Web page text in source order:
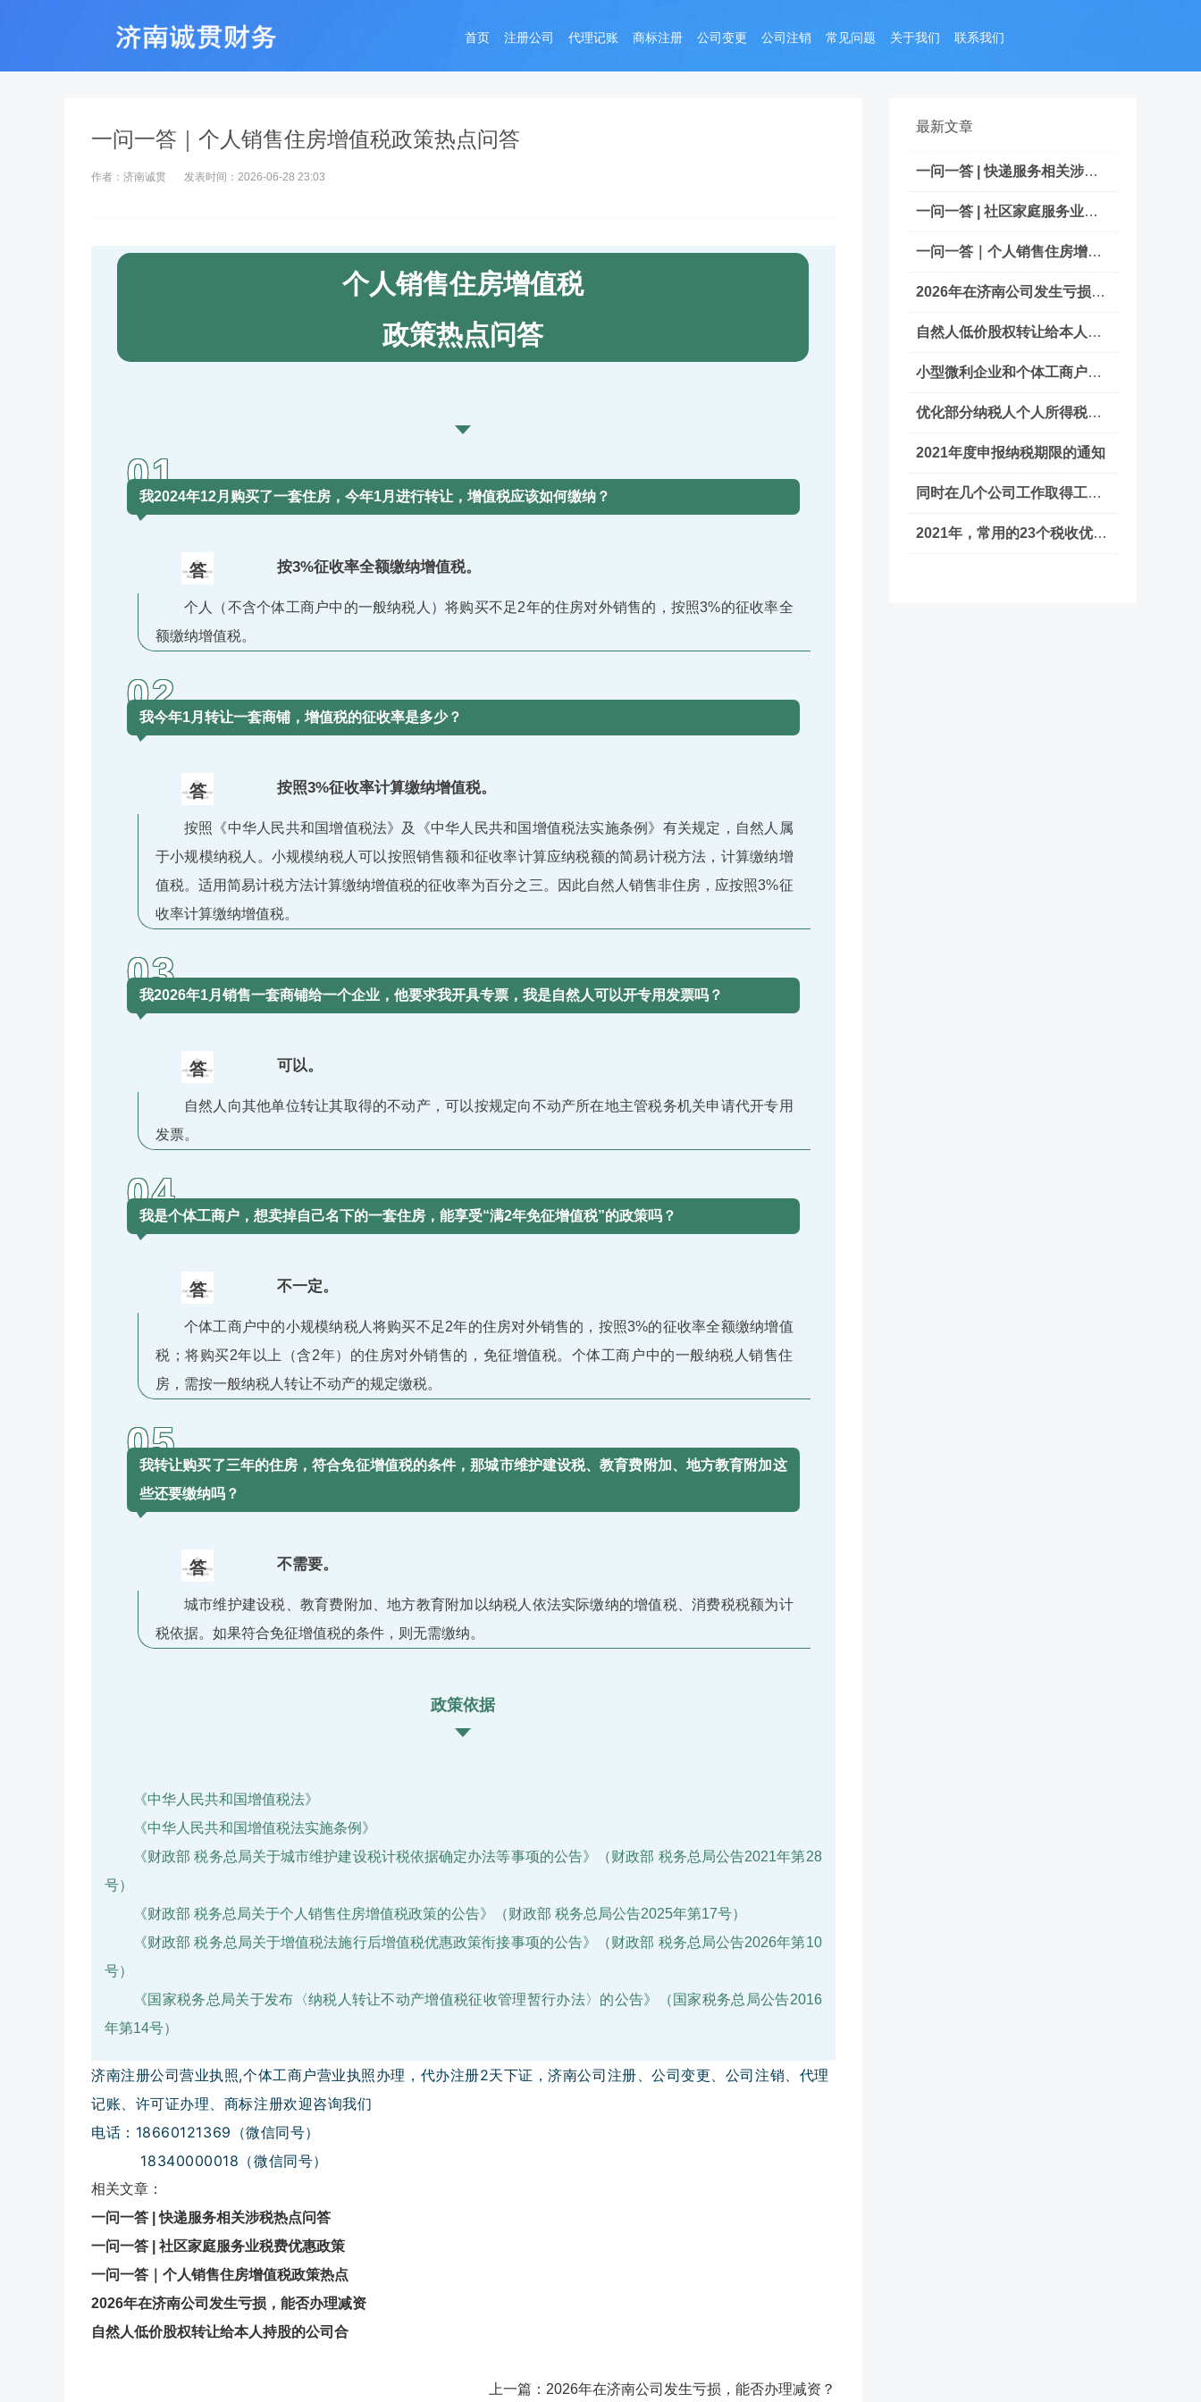
首页 注册公司 代理记账 商标注册 公司变更 公司注销 常见问题 关于我们 联系我们
一问一答｜个人销售住房增值税政策热点问答
作者：济南诚贯 发表时间：2026-06-28 23:03
个人销售住房增值税
政策热点问答
01
我2024年12月购买了一套住房，今年1月进行转让，增值税应该如何缴纳？
答 按3%征收率全额缴纳增值税。
个人（不含个体工商户中的一般纳税人）将购买不足2年的住房对外销售的，按照3%的征收率全
额缴纳增值税。
02
我今年1月转让一套商铺，增值税的征收率是多少？
答 按照3%征收率计算缴纳增值税。
按照《中华人民共和国增值税法》及《中华人民共和国增值税法实施条例》有关规定，自然人属
于小规模纳税人。小规模纳税人可以按照销售额和征收率计算应纳税额的简易计税方法，计算缴纳增
值税。适用简易计税方法计算缴纳增值税的征收率为百分之三。因此自然人销售非住房，应按照3%征
收率计算缴纳增值税。
03
我2026年1月销售一套商铺给一个企业，他要求我开具专票，我是自然人可以开专用发票吗？
答 可以。
自然人向其他单位转让其取得的不动产，可以按规定向不动产所在地主管税务机关申请代开专用
发票。
04
我是个体工商户，想卖掉自己名下的一套住房，能享受“满2年免征增值税”的政策吗？
答 不一定。
个体工商户中的小规模纳税人将购买不足2年的住房对外销售的，按照3%的征收率全额缴纳增值
税；将购买2年以上（含2年）的住房对外销售的，免征增值税。个体工商户中的一般纳税人销售住
房，需按一般纳税人转让不动产的规定缴税。
05
我转让购买了三年的住房，符合免征增值税的条件，那城市维护建设税、教育费附加、地方教育附加这
些还要缴纳吗？
答 不需要。
城市维护建设税、教育费附加、地方教育附加以纳税人依法实际缴纳的增值税、消费税税额为计
税依据。如果符合免征增值税的条件，则无需缴纳。
政策依据
《中华人民共和国增值税法》
《中华人民共和国增值税法实施条例》
《财政部 税务总局关于城市维护建设税计税依据确定办法等事项的公告》（财政部 税务总局公告2021年第28
号）
《财政部 税务总局关于个人销售住房增值税政策的公告》（财政部 税务总局公告2025年第17号）
《财政部 税务总局关于增值税法施行后增值税优惠政策衔接事项的公告》（财政部 税务总局公告2026年第10
号）
《国家税务总局关于发布 〈纳税人转让不动产增值税征收管理暂行办法〉 的公告》（国家税务总局公告2016
年第14号）
济南注册公司营业执照,个体工商户营业执照办理，代办注册2天下证，济南公司注册、公司变更、公司注销、代理
记账、许可证办理、商标注册欢迎咨询我们
电话：18660121369（微信同号）
18340000018（微信同号）
相关文章：
一问一答 | 快递服务相关涉税热点问答
一问一答 | 社区家庭服务业税费优惠政策
一问一答｜个人销售住房增值税政策热点
2026年在济南公司发生亏损，能否办理减资
自然人低价股权转让给本人持股的公司合
上一篇： 2026年在济南公司发生亏损，能否办理减资？
最新文章
一问一答 | 快递服务相关涉税热点问答
一问一答 | 社区家庭服务业税费优惠政策
一问一答｜个人销售住房增值税政策热点
2026年在济南公司发生亏损，能否办理减资
自然人低价股权转让给本人持股的公司合
小型微利企业和个体工商户发展所得税优
优化部分纳税人个人所得税预扣预缴方法
2021年度申报纳税期限的通知
同时在几个公司工作取得工资收入，要合
2021年，常用的23个税收优惠政策送给你！